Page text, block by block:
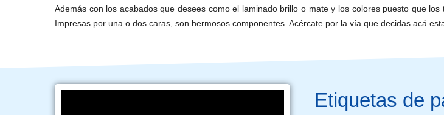
Además con los acabados que desees como el laminado brillo o mate y los colores puesto que los
Impresas por una o dos caras, son hermosos componentes. Acércate por la vía que decidas acá
Etiquetas de